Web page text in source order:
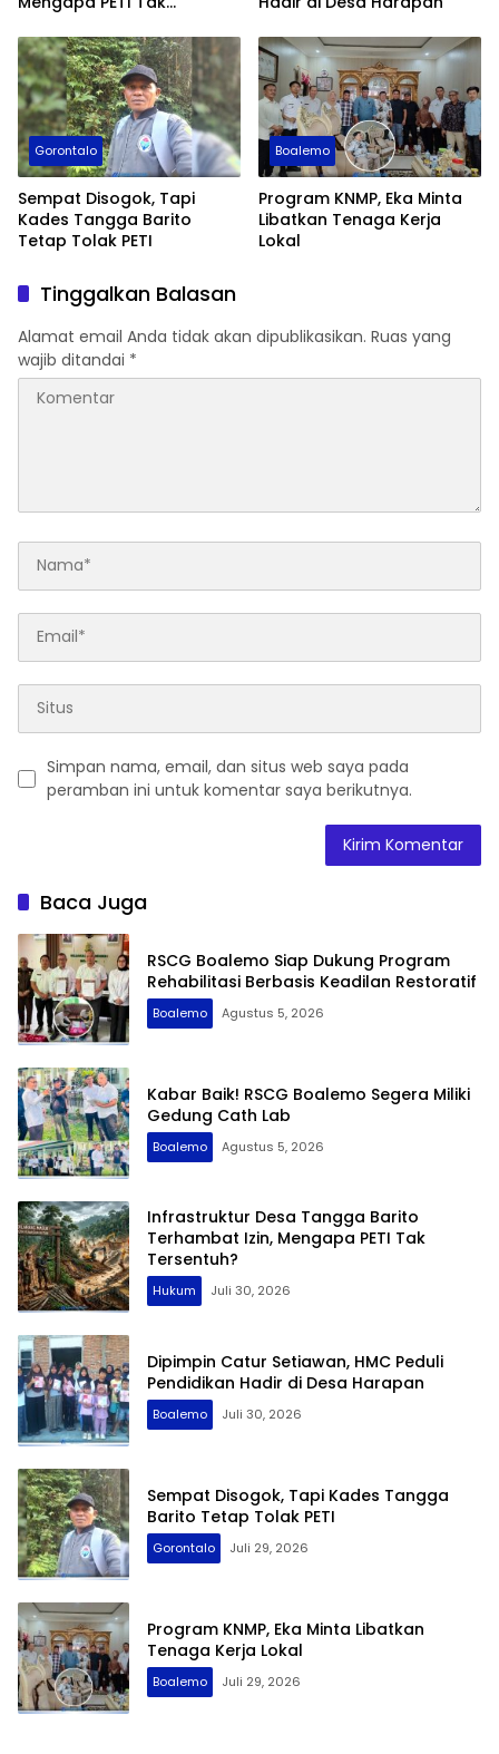
Gorontalo
Sempat Disogok, Tapi
Kades Tangga Barito
Tetap Tolak PETI
Boalemo
Program KNMP, Eka Minta
Libatkan Tenaga Kerja
Lokal
Tinggalkan Balasan
Alamat email Anda tidak akan dipublikasikan. Ruas yang
wajib ditandai *
Simpan nama, email, dan situs web saya pada
peramban ini untuk komentar saya berikutnya.
Baca Juga
RSCG Boalemo Siap Dukung Program
Rehabilitasi Berbasis Keadilan Restoratif
Boalemo Agustus 5, 2026
Kabar Baik! RSCG Boalemo Segera Miliki
Gedung Cath Lab
Boalemo Agustus 5, 2026
Infrastruktur Desa Tangga Barito
Terhambat Izin, Mengapa PETI Tak
Tersentuh?
Hukum Juli 30, 2026
Dipimpin Catur Setiawan, HMC Peduli
Pendidikan Hadir di Desa Harapan
Boalemo Juli 30, 2026
Sempat Disogok, Tapi Kades Tangga
Barito Tetap Tolak PETI
Gorontalo Juli 29, 2026
Program KNMP, Eka Minta Libatkan
Tenaga Kerja Lokal
Boalemo Juli 29, 2026